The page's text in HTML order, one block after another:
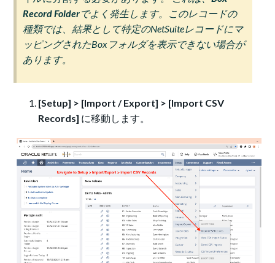
Record Folderでよく発生します。このレコードの
種類では、結果として特定のNetSuiteレコードにマ
ッピングされたBoxフォルダを表示できない場合が
あります。
[Setup] > [Import / Export] > [Import CSV
Records] に移動します。